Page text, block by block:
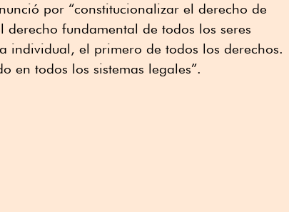
por “constitucionalizar el derecho de
fundamental de todos los seres
individual, el primero de todos los derechos.
en todos los sistemas legales”.